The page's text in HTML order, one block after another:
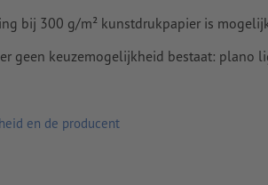
correct?
bij 300 g/m² kunstdrukpapier is
geen keuzemogelijkheid bestaat: plano
en de producent